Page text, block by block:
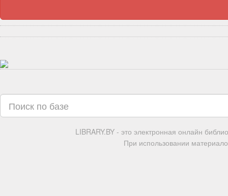
LIBRARY.BY - это электронная онлайн
При использовании